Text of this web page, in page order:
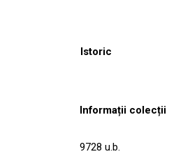
Istoric
Informații colecții
9728 u.b.